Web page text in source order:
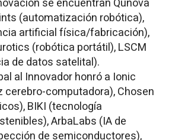
se encuentran Qunova
(automatización robótica),
artificial física/fabricación),
(robótica portátil), LSCM
de datos satelital).
al Innovador honró a Ionic
computadora), Chosen
BIKI (tecnología
ArbaLabs (IA de
de semiconductores),